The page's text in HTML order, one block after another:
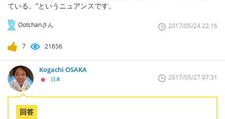
ている。”というニュアンスです。
Ootchanさん 2017/05/24 22:16
7 21656
Kogachi OSAKA
日本 2017/05/27 07:31
回答